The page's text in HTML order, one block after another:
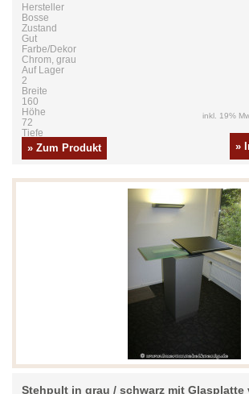
Hersteller
Bosse
Zustand
Gut
Farbe/Dekor
Chrom, grau
Auf Lager
2
Breite
160
Höhe
72
Tiefe
» Zum Produkt
inkl. 19%
»
Stehpult in grau / schwarz mit Glasplatte